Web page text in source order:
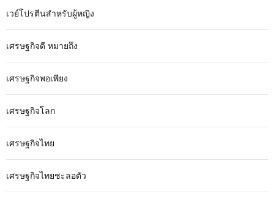
เวย์โปรตีนสำหรับผู้หญิง
เศรษฐกิจดี หมายถึง
เศรษฐกิจพอเพียง
เศรษฐกิจโลก
เศรษฐกิจไทย
เศรษฐกิจไทยชะลอตัว